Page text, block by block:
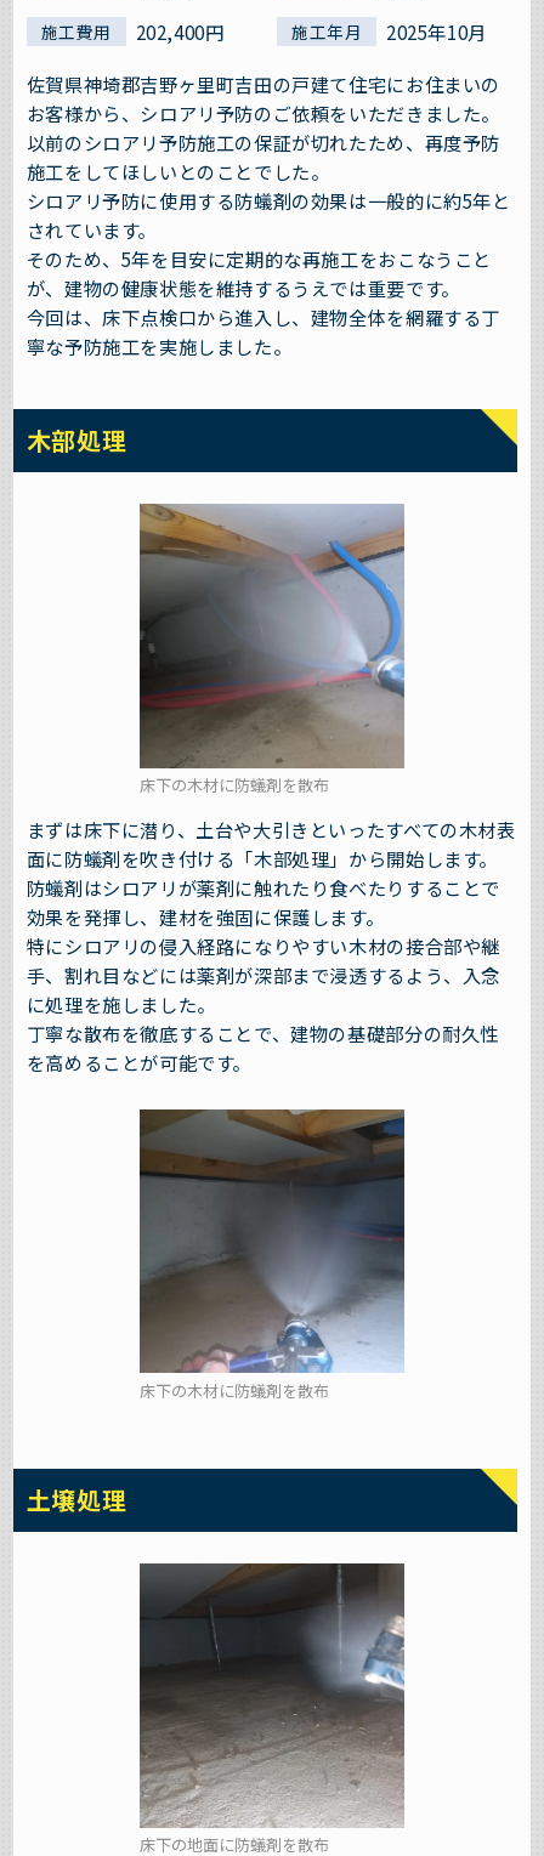
施工費用 202,400円 施工年月
2025年10月
佐賀県神埼郡吉野ヶ里町吉田の戸建て住宅にお住まいの
お客様から、シロアリ予防のご依頼をいただきました。
以前のシロアリ予防施工の保証が切れたため、再度予防
施工をしてほしいとのことでした。
シロアリ予防に使用する防蟻剤の効果は一般的に約5年と
されています。
そのため、5年を目安に定期的な再施工をおこなうこと
が、建物の健康状態を維持するうえでは重要です。
今回は、床下点検口から進入し、建物全体を網羅する丁
寧な予防施工を実施しました。
木部処理
床下の木材に防蟻剤を散布
まずは床下に潜り、土台や大引きといったすべての木材表
面に防蟻剤を吹き付ける「木部処理」から開始します。
防蟻剤はシロアリが薬剤に触れたり食べたりすることで
効果を発揮し、建材を強固に保護します。
特にシロアリの侵入経路になりやすい木材の接合部や継
手、割れ目などには薬剤が深部まで浸透するよう、入念
に処理を施しました。
丁寧な散布を徹底することで、建物の基礎部分の耐久性
を高めることが可能です。
床下の木材に防蟻剤を散布
土壌処理
床下の地面に防蟻剤を散布